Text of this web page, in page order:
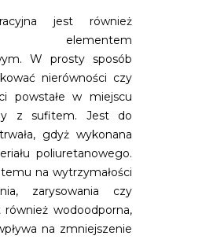
jest również
elementem
W prosty sposób
nierówności czy
powstałe w miejscu
z sufitem. Jest do
gdyż wykonana
poliuretanowego.
na wytrzymałości
zarysowania czy
również wodoodporna,
na zmniejszenie